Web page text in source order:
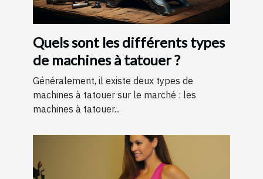
Quels sont les différents types
de machines à tatouer ?
Généralement, il existe deux types de
machines à tatouer sur le marché : les
machines à tatouer...